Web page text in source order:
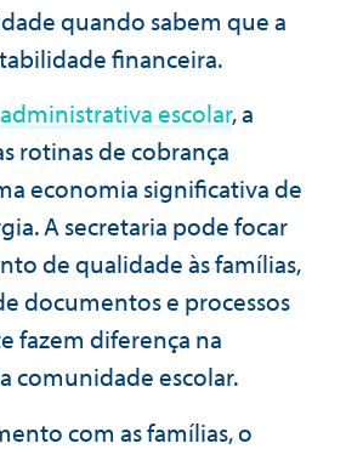
quando sabem que a
financeira.
escolar, a
rotinas de cobrança
economia significativa de
A secretaria pode focar
de qualidade às famílias,
documentos e processos
fazem diferença na
comunidade escolar.
com as famílias, o